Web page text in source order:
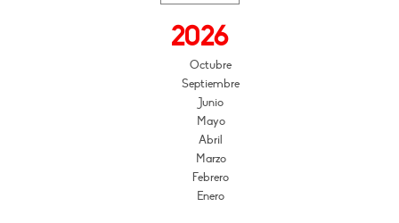
2026
Octubre
Septiembre
Junio
Mayo
Abril
Marzo
Febrero
Enero